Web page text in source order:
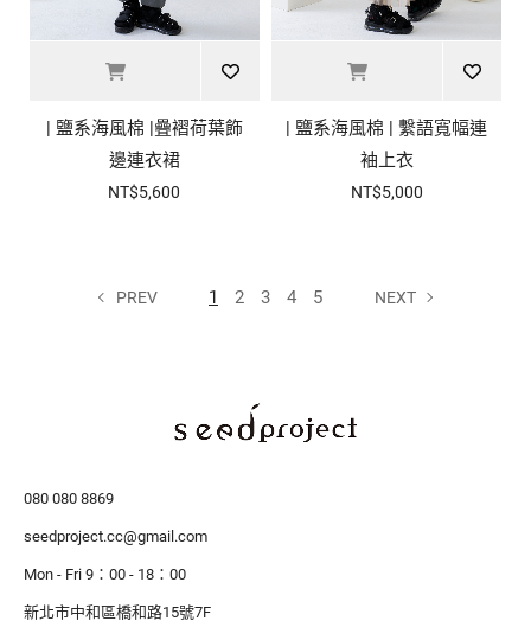
| 鹽系海風棉 |疊褶荷葉飾
邊連衣裙
NT$5,600
| 鹽系海風棉 | 繫語寬幅連
袖上衣
NT$5,000
PREV 1 2 3 4 5 NEXT
080 080 8869
seedproject.cc@gmail.com
Mon - Fri 9：00 - 18：00
新北市中和區橋和路15號7F